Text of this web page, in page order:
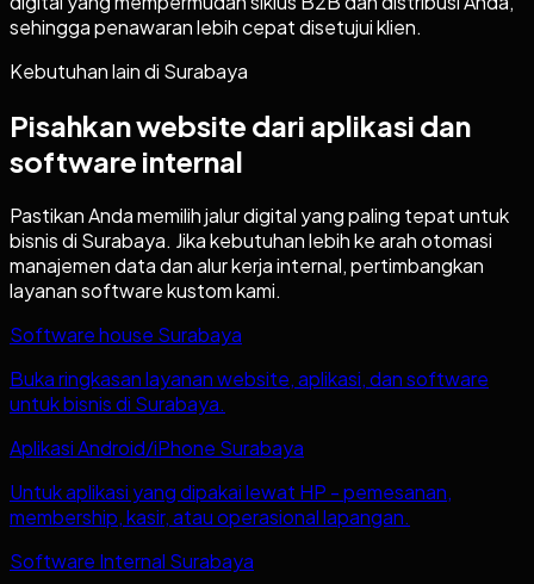
sehingga penawaran lebih cepat disetujui klien.
Kebutuhan lain di Surabaya
Pisahkan website dari aplikasi dan
software internal
Pastikan Anda memilih jalur digital yang paling tepat untuk
bisnis di Surabaya. Jika kebutuhan lebih ke arah otomasi
manajemen data dan alur kerja internal, pertimbangkan
layanan software kustom kami.
Software house Surabaya
Buka ringkasan layanan website, aplikasi, dan software
untuk bisnis di Surabaya.
Aplikasi Android/iPhone Surabaya
Untuk aplikasi yang dipakai lewat HP - pemesanan,
membership, kasir, atau operasional lapangan.
Software Internal Surabaya